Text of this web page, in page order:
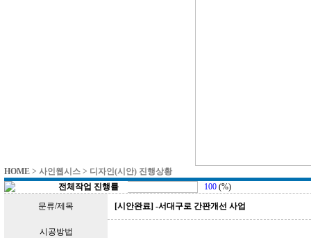
HOME > 사인웹시스 > 디자인(시안) 진행상황
전체작업 진행률
100 (%)
문류/제목
[시안완료] -서대구로 간판개선 사업
시공방법